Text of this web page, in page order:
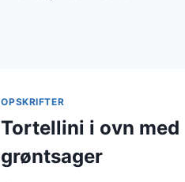
OPSKRIFTER
Tortellini i ovn med
grøntsager